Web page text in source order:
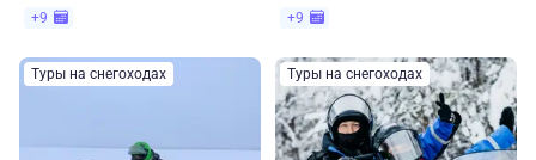
+9 +9
Туры на снегоходах Туры на снегоходах